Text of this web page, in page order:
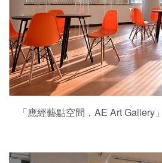
「應經藝點空間，AE Art Gallery